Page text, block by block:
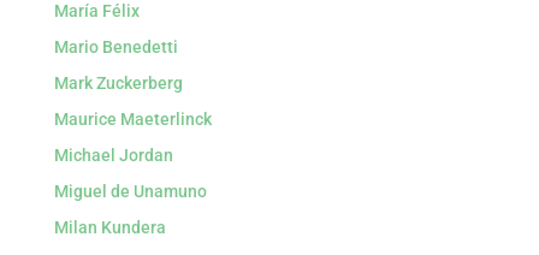
María Félix
Mario Benedetti
Mark Zuckerberg
Maurice Maeterlinck
Michael Jordan
Miguel de Unamuno
Milan Kundera